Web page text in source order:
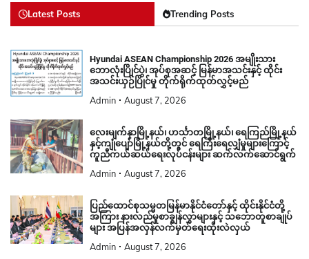
Latest Posts Trending Posts
Hyundai ASEAN Championship 2026 အမျိုးသား
ဘောလုံးပြိုင်ပွဲ၊ အုပ်စုအဆင့် မြန်မာအသင်းနှင့် ထိုင်း
အသင်းယှဉ်ပြိုင်မှု တိုက်ရိုက်ထုတ်လွှင့်မည်
Admin August 7, 2026
လေးမျက်နှာမြို့နယ်၊ ဟင်္သာတမြို့နယ်၊ ရေကြည်မြို့နယ်
နှင့်ကျုံပျော်မြို့နယ်တို့တွင် ရေကြီးရေလျှံမှုများကြောင့်
ကူညီကယ်ဆယ်ရေးလုပ်ငန်းများ ဆက်လက်ဆောင်ရွက်
Admin August 7, 2026
ပြည်ထောင်စုသမ္မတမြန်မာနိုင်ငံတော်နှင့် ထိုင်းနိုင်ငံတို့
အကြား နားလည်မှုစာချွန်လွှာများနှင့် သဘောတူစာချုပ်
များ အပြန်အလှန်လက်မှတ်ရေးထိုးလဲလှယ်
Admin August 7, 2026